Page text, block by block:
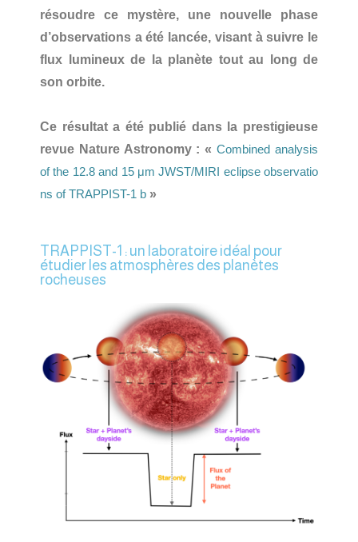
résoudre ce mystère, une nouvelle phase
d’observations a été lancée, visant à suivre le
flux lumineux de la planète tout au long de
son orbite.
Ce résultat a été publié dans la prestigieuse
revue Nature Astronomy : «Combined analysis
of the 12.8 and 15 μm JWST/MIRI eclipse observatio
ns of TRAPPIST-1 b »
TRAPPIST-1 : un laboratoire idéal pour
étudier les atmosphères des planètes
rocheuses